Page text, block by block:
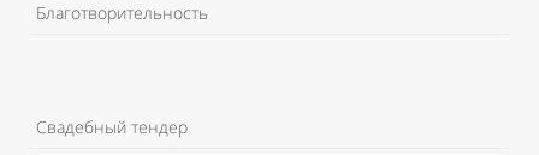
Благотворительность
Свадебный тендер